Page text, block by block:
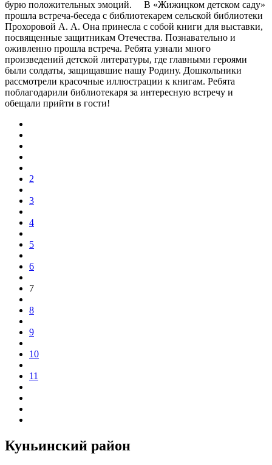
бурю положительных эмоций. В «Жижицком детском саду»
прошла встреча-беседа с библиотекарем сельской библиотеки
Прохоровой А. А. Она принесла с собой книги для выставки,
посвященные защитникам Отечества. Познавательно и
оживленно прошла встреча. Ребята узнали много
произведений детской литературы, где главными героями
были солдаты, защищавшие нашу Родину. Дошкольники
рассмотрели красочные иллюстрации к книгам. Ребята
поблагодарили библиотекаря за интересную встречу и
обещали прийти в гости!
2
3
4
5
6
7
8
9
10
11
Куньинский район